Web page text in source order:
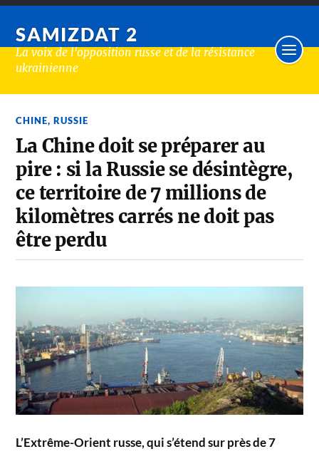
SAMIZDAT 2
La voix de l'opposition russe et de la résistance
ukrainienne
CHINE,RUSSIE
La Chine doit se préparer au
pire : si la Russie se désintègre,
ce territoire de 7 millions de
kilomètres carrés ne doit pas
être perdu
L’Extrême-Orient russe, qui s’étend sur près de 7